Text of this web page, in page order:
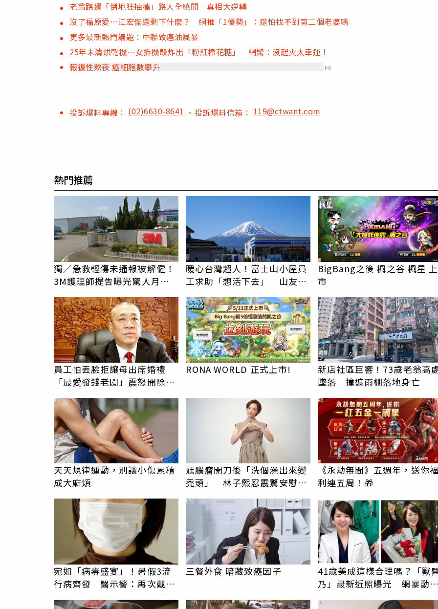
老翁路邊「倒地狂抽搐」路人全繞開 真相大逆轉
沒了福原愛…江宏傑還剩下什麼？ 網推「1優勢」：還怕找不到第二個老婆嗎
更多最新熱門議題：中聯致癌油風暴
25年未清烘乾機…女拆機殼炸出「粉紅棉花糖」 網驚：沒起火太幸運！
報復性熬夜 癌細胞數攀升
PR
投訴爆料專線： (02)6630-8641 、投訴爆料信箱：119@ctwant.com
熱門推薦
獨／急救輕傷未通報被解僱！
3M護理師提告曝光驚人月
暖心台灣超人！富士山小屋員
工求助「想活下去」 山友狂
BigBang之後 楓之谷 楓星 上
市
PR
員工怕丟臉拒讓母出席婚禮
「最愛發錢老闆」震怒開除：
RONA WORLD 正式上市!
PR
新店社區巨響！73歲老翁高
墜落 撞遮雨棚落地身亡
天天規律運動，別讓小傷累積
成大麻煩
PR
尪腦瘤開刀後「洗個澡出來變
禿頭」 林子熙忍震驚安慰：
頭髮不重要
《永劫無間》五週年，送你
利連五周！🎁
PR
宛如「病毒盛宴」！暑假3流
行病齊發 醫示警：再次戴上
三餐外食 暗藏致癌因子
PR
41歲美成這樣合理嗎？「獸
乃」最新近照曝光 網暴動
PR